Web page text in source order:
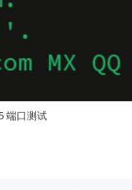
端口测试